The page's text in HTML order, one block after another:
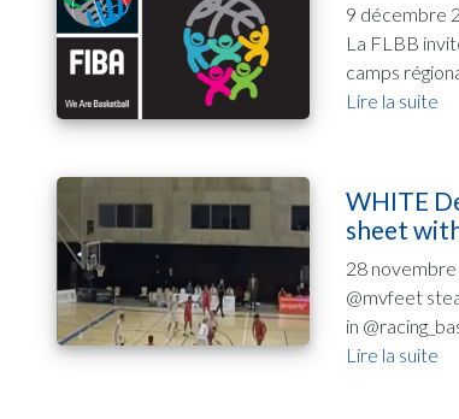
9 décembre
La FLBB
camps
Lire la suite
WHITE
sheet
28
@mvfeet
in
Lire la suite